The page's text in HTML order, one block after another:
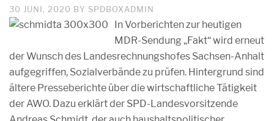
30 JUNI, 2020 BY SPDBOXADMIN
In Vorberichten zur heutigen
MDR-Sendung „Fakt“ wird erneut
der Wunsch des Landesrechnungshofes Sachsen-Anhalt
aufgegriffen, Sozialverbände zu prüfen. Hintergrund sind
ältere Presseberichte über die wirtschaftliche Tätigkeit
der AWO. Dazu erklärt der SPD-Landesvorsitzende